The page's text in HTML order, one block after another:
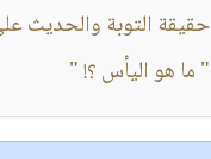
حقيقة التوبة والحديث
" ما هو اليأس ؟! "